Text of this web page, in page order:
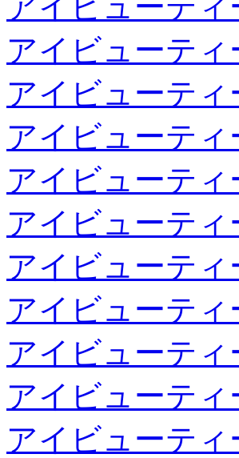
アイビューテ
アイビューテ
アイビューテ
アイビューテ
アイビューテ
アイビューテ
アイビューテ
アイビューテ
アイビューテ
アイビューテ